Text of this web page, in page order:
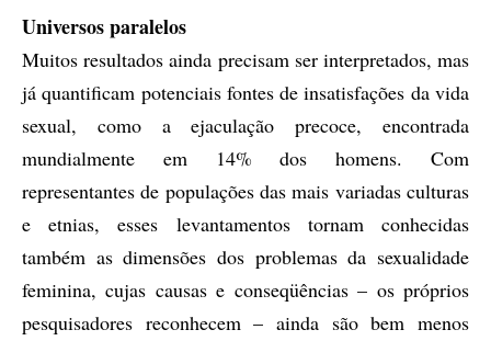
Universos paralelos
Muitos resultados ainda precisam ser interpretados, mas
já quantificam potenciais fontes de insatisfações da vida
sexual, como a ejaculação precoce, encontrada
mundialmente em 14% dos homens. Com
representantes de populações das mais variadas culturas
e etnias, esses levantamentos tornam conhecidas
também as dimensões dos problemas da sexualidade
feminina, cujas causas e conseqüências – os próprios
pesquisadores reconhecem – ainda são bem menos